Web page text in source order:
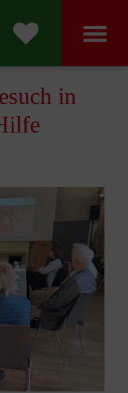
in